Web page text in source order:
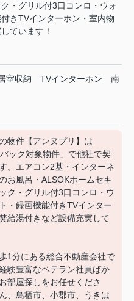
・グリル付3口コンロ・ウォ
きTVインターホン・室内物
ています！
室収納 TVインターホン
南
物件【アンヌプリ】は
ック対象物件」で他社で契
。エアコン2基・インターネ
お風呂・ALSOKホームセキ
ク・グリル付3口コンロ・ウ
・録画機能付きTVインター
給湯付きなど設備充実して
1分にある総合不動産会社で
験豊富なベテラン社員ばか
部屋探しをお任せくださ
、鳥栖市、小郡市、うきは